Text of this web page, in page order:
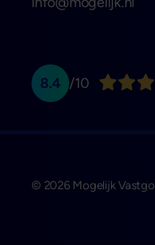
8.4 /10
© 2026 Mogelijk